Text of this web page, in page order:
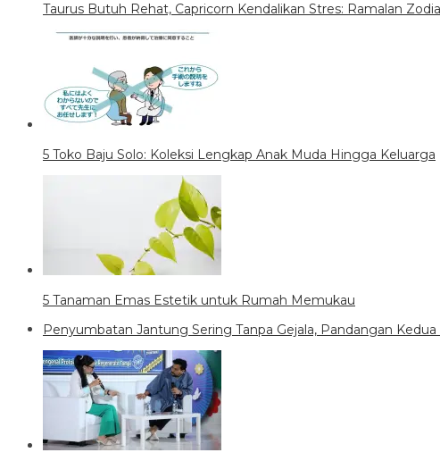
Taurus Butuh Rehat, Capricorn Kendalikan Stres: Ramalan
5 Toko Baju Solo: Koleksi Lengkap Anak Muda Hingga Keluarga
5 Tanaman Emas Estetik untuk Rumah Memukau
Penyumbatan Jantung Sering Tanpa Gejala, Pandangan